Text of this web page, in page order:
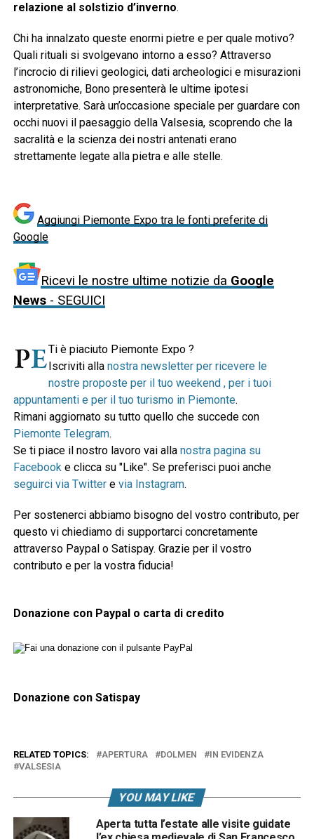
relazione al solstizio d’inverno.
Chi ha innalzato queste enormi pietre e per quale motivo?
Quali rituali si svolgevano intorno a esso? Attraverso
l’incrocio di rilievi geologici, dati archeologici e misurazioni
astronomiche, Bono presenterà le ultime ipotesi
interpretative. Sarà un’occasione speciale per guardare con
occhi nuovi il paesaggio della Valsesia, scoprendo che la
sacralità e la scienza dei nostri antenati erano
strettamente legate alla pietra e alle stelle.
Aggiungi Piemonte Expo tra le fonti preferite di
Google
Ricevi le nostre ultime notizie da Google
News- SEGUICI
Ti è piaciuto Piemonte Expo ?
Iscriviti alla nostra newsletter per ricevere le
nostre proposte per il tuo weekend , per i tuoi
appuntamenti e per il tuo turismo in Piemonte.
Rimani aggiornato su tutto quello che succede con
Piemonte Telegram.
Se ti piace il nostro lavoro vai alla nostra pagina su
Facebooke clicca su "Like". Se preferisci puoi anche
seguirci via Twittere via Instagram.
Per sostenerci abbiamo bisogno del vostro contributo, per
questo vi chiediamo di supportarci concretamente
attraverso Paypal o Satispay. Grazie per il vostro
contributo e per la vostra fiducia!
Donazione con Paypal o carta di credito
Donazione con Satispay
RELATED TOPICS: APERTURA DOLMEN
IN EVIDENZA
VALSESIA
YOU MAY LIKE
Aperta tutta l’estate alle visite guidate